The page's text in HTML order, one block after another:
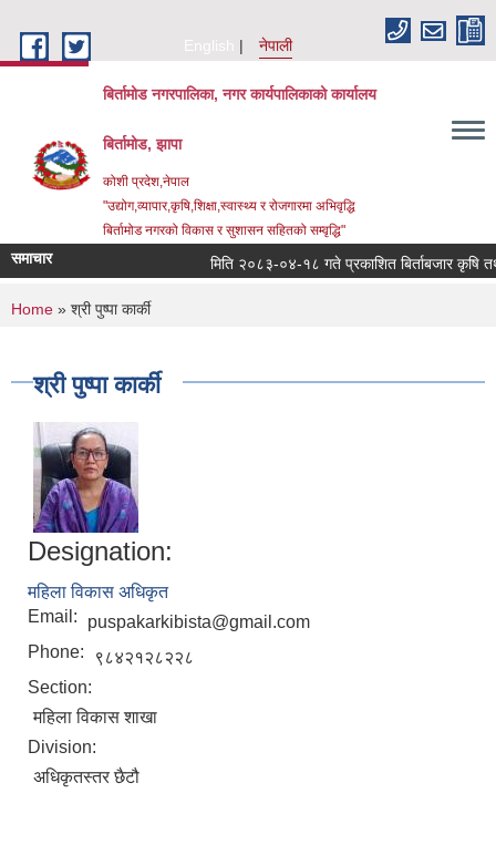
English
नेपाली
बिर्तामोड नगरपालिका, नगर कार्यपालिकाको कार्यालय
बिर्तामोड, झापा
कोशी प्रदेश,नेपाल
"उद्योग,व्यापार,कृषि,शिक्षा,स्वास्थ्य र रोजगारमा अभिवृद्धि
बिर्तामोड नगरको विकास र सुशासन सहितको सम्वृद्धि"
समाचार मिति २०८३-०४-१८ गते प्रकाशित बिर्ताबजार कृषि
You are here
Home » श्री पुष्पा कार्की
श्री पुष्पा कार्की
Designation:
महिला विकास अधिकृत
Email:
puspakarkibista@gmail.com
Phone:
९८४२१२८२२८
Section:
महिला विकास शाखा
Division:
अधिकृतस्तर छैटौ